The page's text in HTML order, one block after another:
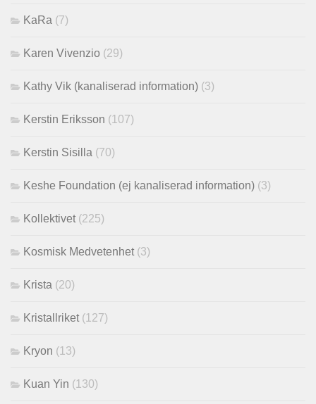
KaRa (7)
Karen Vivenzio (29)
Kathy Vik (kanaliserad information) (3)
Kerstin Eriksson (107)
Kerstin Sisilla (70)
Keshe Foundation (ej kanaliserad information) (3)
Kollektivet (225)
Kosmisk Medvetenhet (3)
Krista (20)
Kristallriket (127)
Kryon (13)
Kuan Yin (130)